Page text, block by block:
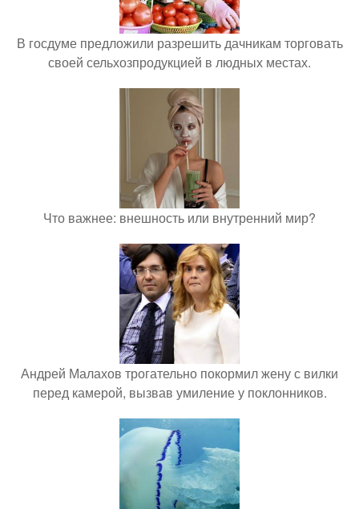
В госдуме предложили разрешить дачникам торговать
своей сельхозпродукцией в людных местах.
Что важнее: внешность или внутренний мир?
Андрей Малахов трогательно покормил жену с вилки
перед камерой, вызвав умиление у поклонников.